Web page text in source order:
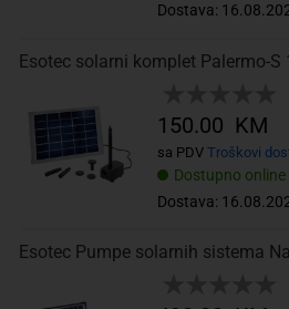
Dostava:
Esotec solarni komplet Palermo-S
Dostupno
Dostava:
150.00 KM
sa PDV Troškovi
Esotec Pumpe solarnih sistema